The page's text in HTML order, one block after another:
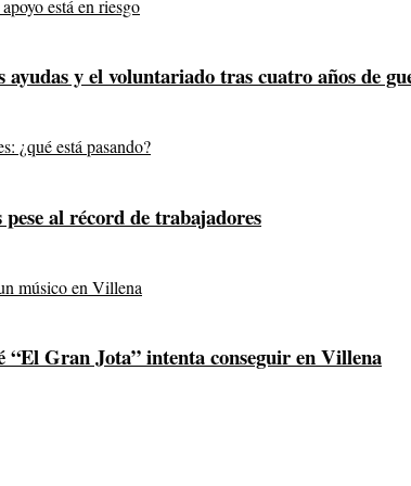
y el voluntariado tras cuatro años de
al récord de trabajadores
Gran Jota” intenta conseguir en Villena